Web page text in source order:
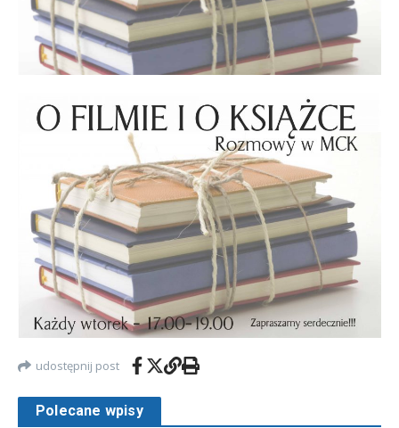
udostępnij post
Polecane wpisy